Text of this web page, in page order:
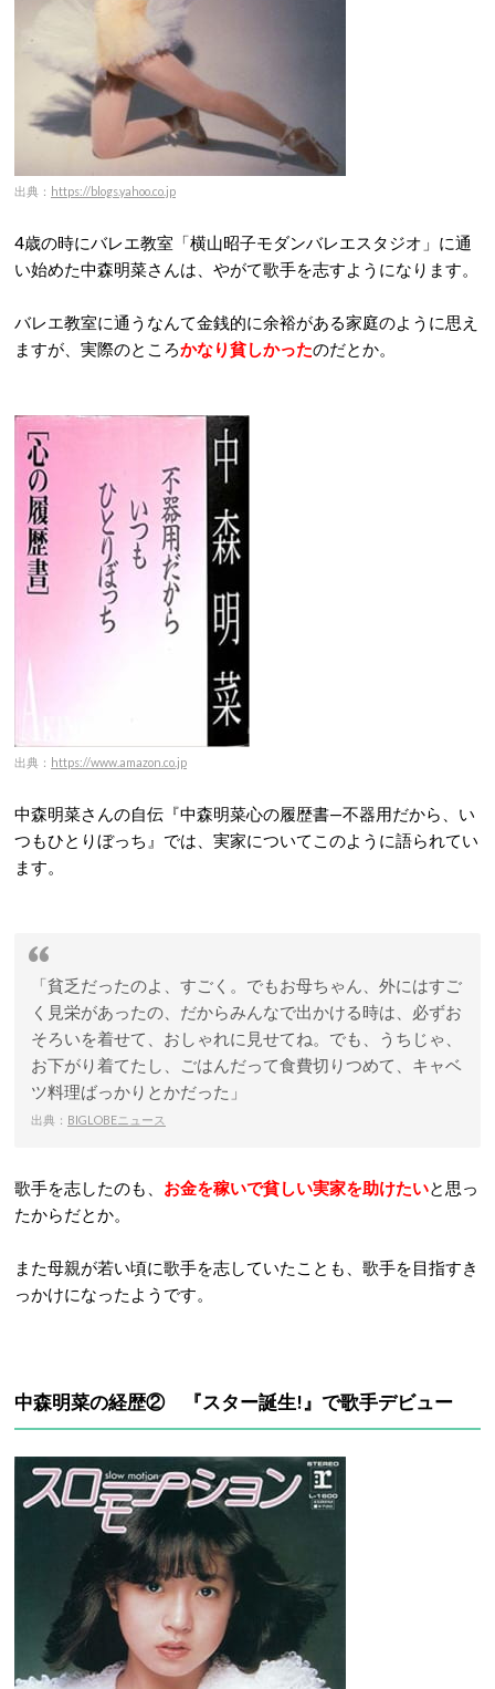
出典： https://blogs.yahoo.co.jp
4歳の時にバレエ教室「横山昭子モダンバレエスタジオ」に通
い始めた中森明菜さんは、やがて歌手を志すようになります。
バレエ教室に通うなんて金銭的に余裕がある家庭のように思え
ますが、実際のところかなり貧しかったのだとか。
出典： https://www.amazon.co.jp
中森明菜さんの自伝『中森明菜心の履歴書—不器用だから、い
つもひとりぼっち』では、実家についてこのように語られてい
ます。
「貧乏だったのよ、すごく。でもお母ちゃん、外にはすご
く見栄があったの、だからみんなで出かける時は、必ずお
そろいを着せて、おしゃれに見せてね。でも、うちじゃ、
お下がり着てたし、ごはんだって食費切りつめて、キャベ
ツ料理ばっかりとかだった」
出典： BIGLOBEニュース
歌手を志したのも、 お金を稼いで貧しい実家を助けたいと思っ
たからだとか。
また母親が若い頃に歌手を志していたことも、歌手を目指すき
っかけになったようです。
中森明菜の経歴② 『スター誕生!』で歌手デビュー